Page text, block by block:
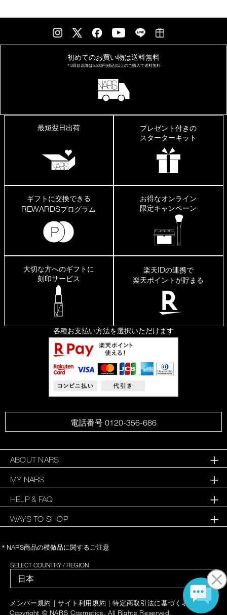
初めてのお買い物は送料無料
＊2回目以降は5,500円(税込)以上の ご購入で送料無料
最短翌日出荷
プレゼント付きの
スターターキット
ギフトに交換できる
REWARDSプログラム
お得なオンライン
限定キャンペーン
大切な方へのギフトに
刻印サービス
楽天IDの連携で
楽天ポイントが貯まる
各種お支払い方法を選択いただけます
電話番号 0120-356-686
ABOUT NARS
MY NARS
HELP & FAQ
WAYS TO SHOP
＊NARS商品の模倣品に関するご注意
SELECT COUNTRY / REGION
メンバー規約 | サイト利用規約 |特定商取引法に基づく表記|
Copyright © NARS Cosmetics. All Rights Reserved.